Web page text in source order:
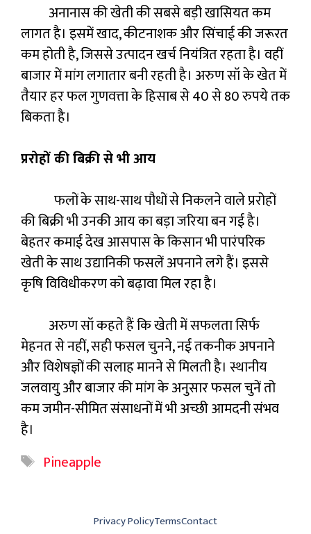
अनानास की खेती की सबसे बड़ी खासियत कम
लागत है। इसमें खाद, कीटनाशक और सिंचाई की जरूरत
कम होती है, जिससे उत्पादन खर्च नियंत्रित रहता है। वहीं
बाजार में मांग लगातार बनी रहती है। अरुण सॉ के खेत में
तैयार हर फल गुणवत्ता के हिसाब से 40 से 80 रुपये तक
बिकता है।
प्ररोहों की बिक्री से भी आय
फलों के साथ-साथ पौधों से निकलने वाले प्ररोहों
की बिक्री भी उनकी आय का बड़ा जरिया बन गई है।
बेहतर कमाई देख आसपास के किसान भी पारंपरिक
खेती के साथ उद्यानिकी फसलें अपनाने लगे हैं। इससे
कृषि विविधीकरण को बढ़ावा मिल रहा है।
अरुण सॉ कहते हैं कि खेती में सफलता सिर्फ
मेहनत से नहीं, सही फसल चुनने, नई तकनीक अपनाने
और विशेषज्ञों की सलाह मानने से मिलती है। स्थानीय
जलवायु और बाजार की मांग के अनुसार फसल चुनें तो
कम जमीन-सीमित संसाधनों में भी अच्छी आमदनी संभव
है।
Tags
Pineapple
Privacy PolicyTermsContact